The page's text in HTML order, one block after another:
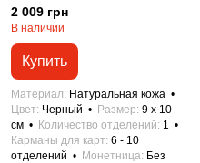
2 009 грн
В наличии
Купить
Материал
Натуральная кожа
Цвет Черный Размер 9 x 10
см
Количество отделений 1
Карманы для карт 6 - 10
отделений
Монетница Без